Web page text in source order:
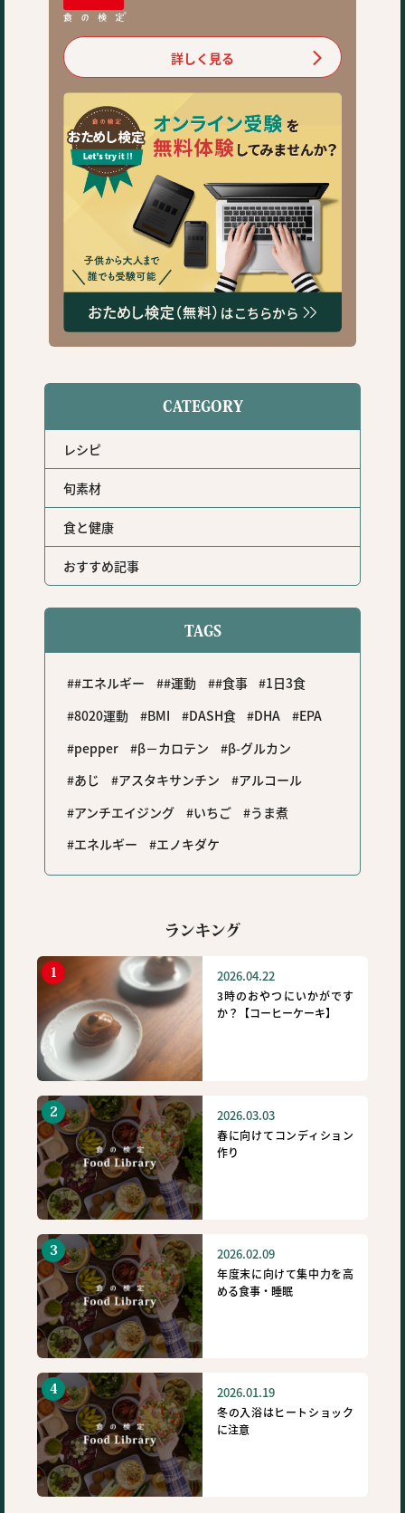
詳しく見る
CATEGORY
レシピ
旬素材
食と健康
おすすめ記事
TAGS
#エネルギー #運動 #食事
1日3食
8020運動
BMI DASH食 DHA
EPA
pepper
β－カロテン
β-グルカン
あじ
アスタキサンチン
アルコール
アンチエイジング
いちご
うま煮
エネルギー
エノキダケ
ランキング
2026.04.22
3時のおやつにいかがです
か？【コーヒーケーキ】
2026.03.03
春に向けてコンディション
作り
2026.02.09
年度末に向けて集中力を高
める食事・睡眠
2026.01.19
冬の入浴はヒートショック
に注意